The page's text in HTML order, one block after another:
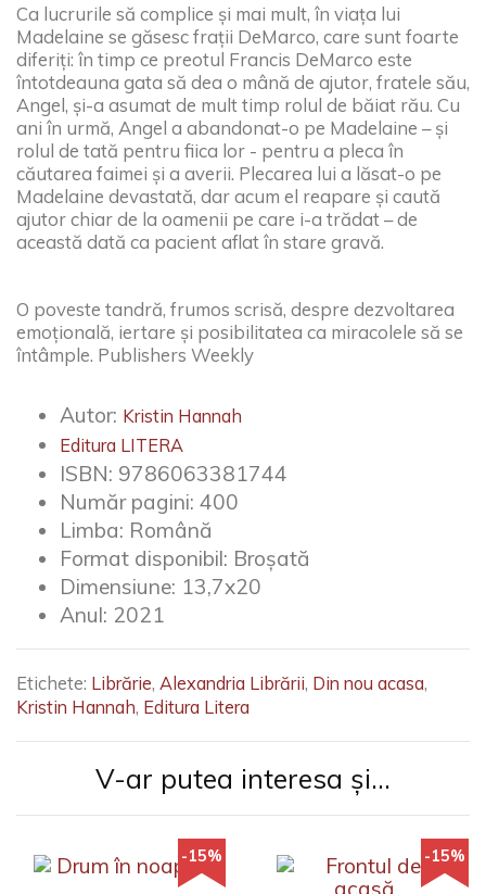
Ca lucrurile să complice și mai mult, în viața lui
Madelaine se găsesc frații DeMarco, care sunt foarte
diferiți: în timp ce preotul Francis DeMarco este
întotdeauna gata să dea o mână de ajutor, fratele său,
Angel, și-a asumat de mult timp rolul de băiat rău. Cu
ani în urmă, Angel a abandonat-o pe Madelaine – și
rolul de tată pentru fiica lor - pentru a pleca în
căutarea faimei și a averii. Plecarea lui a lăsat-o pe
Madelaine devastată, dar acum el reapare și caută
ajutor chiar de la oamenii pe care i-a trădat – de
această dată ca pacient aflat în stare gravă.
O poveste tandră, frumos scrisă, despre dezvoltarea
emoțională, iertare și posibilitatea ca miracolele să se
întâmple. Publishers Weekly
Autor: Kristin Hannah
Editura LITERA
ISBN: 9786063381744
Număr pagini: 400
Limba: Română
Format disponibil: Broșată
Dimensiune: 13,7x20
Anul: 2021
Etichete: Librărie, Alexandria Librării, Din nou acasa,
Kristin Hannah, Editura Litera
V-ar putea interesa și...
-15% -15%